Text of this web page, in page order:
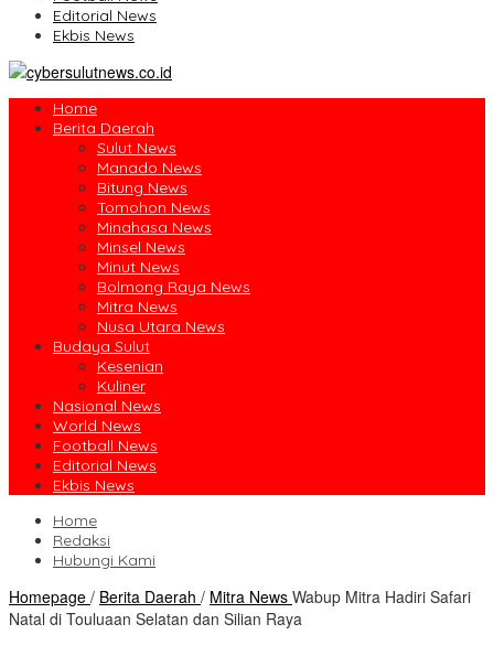
Editorial News
Ekbis News
Home
Berita Daerah
Sulut News
Manado News
Bitung News
Tomohon News
Minahasa News
Minsel News
Minut News
Bolmong Raya News
Mitra News
Nusa Utara News
Budaya Sulut
Kesenian
Kuliner
Nasional News
World News
Football News
Editorial News
Ekbis News
Home
Redaksi
Hubungi Kami
Homepage / Berita Daerah / Mitra News Wabup Mitra Hadiri Safari
Natal di Touluaan Selatan dan Silian Raya